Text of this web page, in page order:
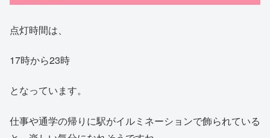
点灯時間は、
17時から23時
となっています。
仕事や通学の帰りに駅がイルミネーションで飾られている